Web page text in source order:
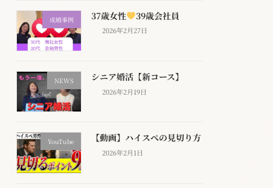
成婚事例 37歳女性 39歳会社員
2026年2月27日
NEWS シニア婚活【新コース】
2026年2月19日
YouTube 【動画】ハイスぺの見切り方
2026年2月1日